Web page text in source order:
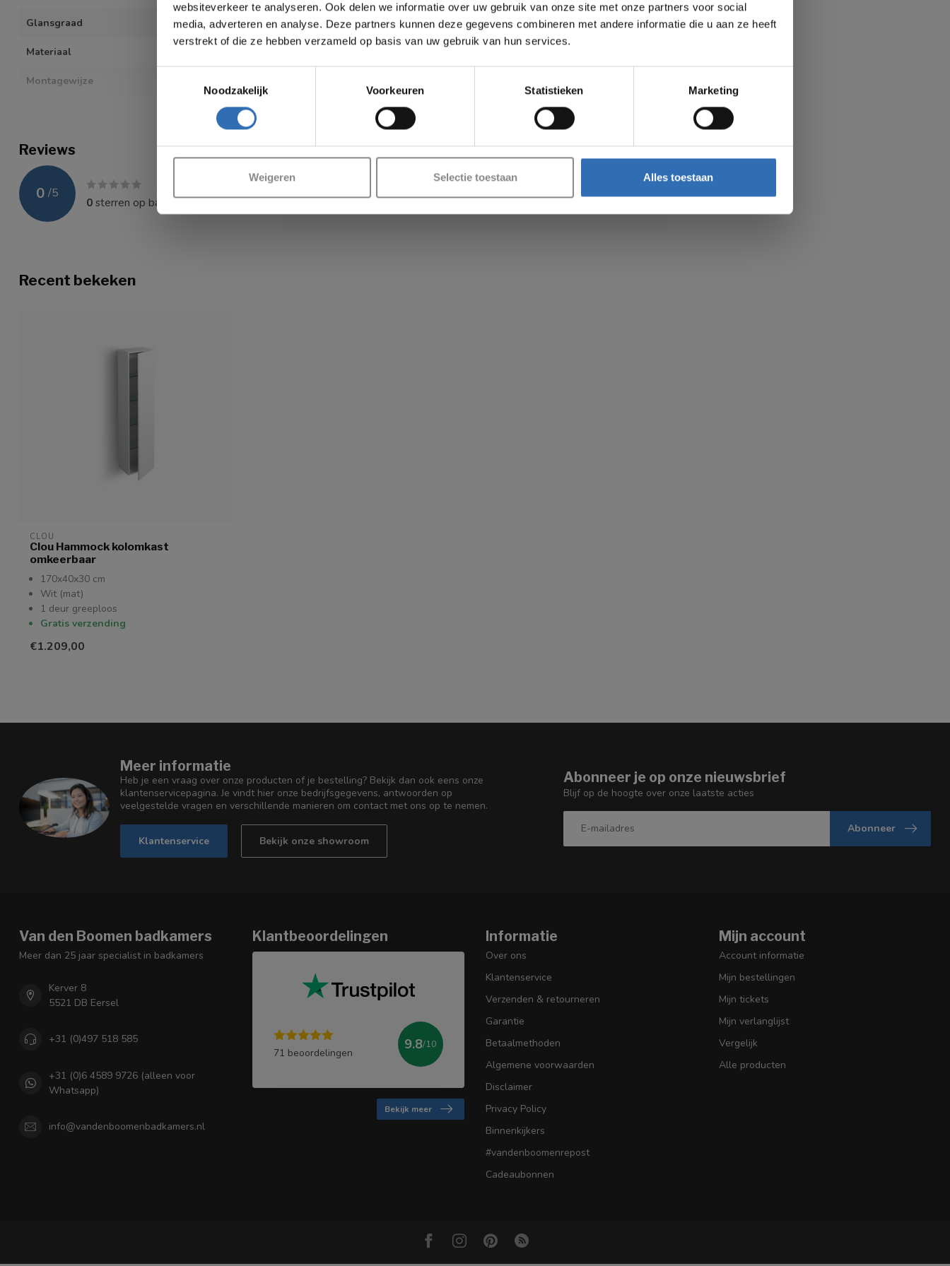
websiteverkeer te analyseren. Ook delen we informatie over uw gebruik van onze site met onze partners voor social
media, adverteren en analyse. Deze partners kunnen deze gegevens combineren met andere informatie die u aan ze heeft
verstrekt of die ze hebben verzameld op basis van uw gebruik van hun services.
Noodzakelijk
Voorkeuren Statistieken Marketing
Weigeren Selectie toestaan Alles toestaan
Glansgraad Mat
Materiaal
Montagewijze
1
Handgrepen
Reviews
0 /5
0sterren op basis van0beoordelingen
Je beoordeling toevoegen
Recent bekeken
CLOU
Clou Hammock kolomkast
omkeerbaar
170x40x30 cm
Wit (mat)
1 deur greeploos
Gratis verzending
€1.209,00
Meer informatie
Heb je een vraag over onze producten of je bestelling? Bekijk dan ook eens onze
klantenservicepagina. Je vindt hier onze bedrijfsgegevens, antwoorden op
veelgestelde vragen en verschillende manieren om contact met ons op te nemen.
Klantenservice Bekijk onze showroom
Abonneer je op onze nieuwsbrief
Blijf op de hoogte over onze laatste acties
Abonneer
Van den Boomen badkamers
Meer dan 25 jaar specialist in badkamers
Kerver 8
5521 DB Eersel
+31 (0)497 518 585
+31 (0)6 4589 9726 (alleen voor
Whatsapp)
info@vandenboomenbadkamers.nl
Klantbeoordelingen
71 beoordelingen
9.8/10
Bekijk meer
Informatie
Over ons
Klantenservice
Verzenden & retourneren
Garantie
Betaalmethoden
Algemene voorwaarden
Disclaimer
Privacy Policy
Binnenkijkers
#vandenboomenrepost
Cadeaubonnen
Mijn account
Account informatie
Mijn bestellingen
Mijn tickets
Mijn verlanglijst
Vergelijk
Alle producten
VAKANTIESLUITING!
17 AUGUSTUS
kun je weer bestellingen plaatsen in onze webshop. Bedankt